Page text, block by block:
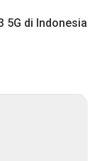
5G di Indonesia